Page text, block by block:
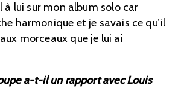
à lui sur mon album solo car
harmonique et je savais ce qu’il
morceaux que je lui ai
a-t-il un rapport avec Louis